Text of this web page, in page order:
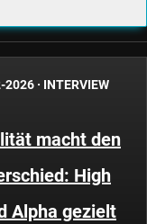
2026 · INTERVIEW
macht den
High
Alpha gezielt